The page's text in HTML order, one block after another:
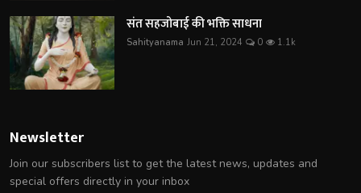
संत सहजोबाई की भक्ति साधना
Sahityanama Jun 21, 2024 0 1.1k
Newsletter
Join our subscribers list to get the latest news, updates and
special offers directly in your inbox